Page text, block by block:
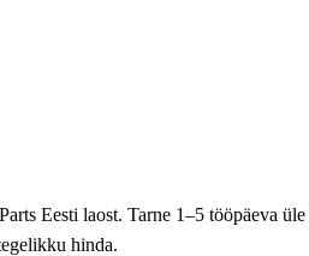
Eesti laost. Tarne 1–5 tööpäeva
hinda.